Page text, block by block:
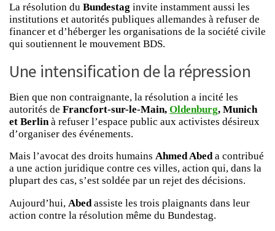
La résolution du Bundestag invite instamment aussi les
institutions et autorités publiques allemandes à refuser de
financer et d’héberger les organisations de la société civile
qui soutiennent le mouvement BDS.
Une intensification de la répression
Bien que non contraignante, la résolution a incité les
autorités de Francfort-sur-le-Main, Oldenburg, Munich
et Berlin à refuser l’espace public aux activistes désireux
d’organiser des événements.
Mais l’avocat des droits humains Ahmed Abeda contribué
a une action juridique contre ces villes, action qui, dans la
plupart des cas, s’est soldée par un rejet des décisions.
Aujourd’hui, Abedassiste les trois plaignants dans leur
action contre la résolution même du Bundestag.